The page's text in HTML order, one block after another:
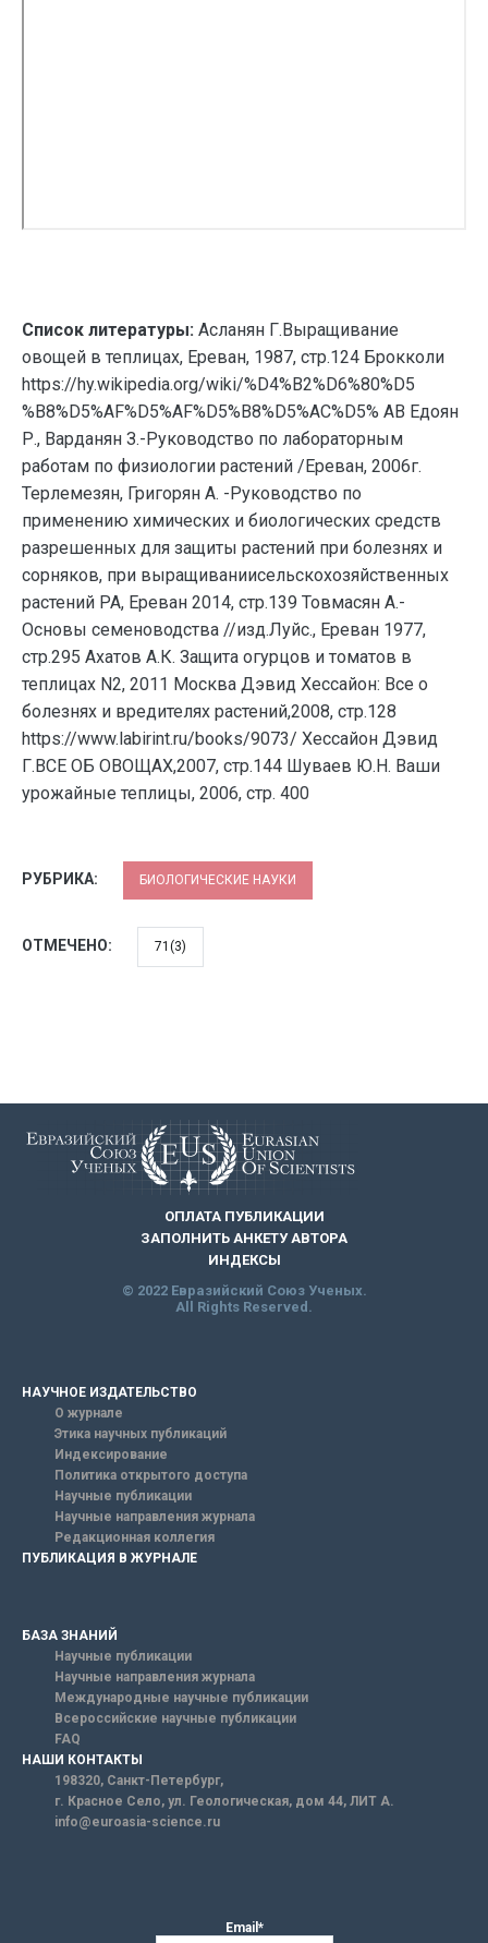
Список литературы: Асланян Г.Выращивание
овощей в теплицах, Ереван, 1987, стр.124 Брокколи
https://hy.wikipedia.org/wiki/%D4%B2%D6%80%D5
%B8%D5%AF%D5%AF%D5%B8%D5%AC%D5% AB Едоян
Р., Варданян З.-Руководство по лабораторным
работам по физиологии растений /Ереван, 2006г.
Терлемезян, Григорян А. -Руководство по
применению химических и биологических средств
разрешенных для защиты растений при болезнях и
сорняков, при выращиваниисельскохозяйственных
растений РА, Ереван 2014, стр.139 Товмасян А.-
Основы семеноводства //изд.Луйс., Ереван 1977,
стр.295 Ахатов А.К. Защита огурцов и томатов в
теплицах N2, 2011 Москва Дэвид Хессайон: Все о
болезнях и вредителях растений,2008, стр.128
https://www.labirint.ru/books/9073/ Хессайон Дэвид
Г.ВСЕ ОБ ОВОЩАХ,2007, стр.144 Шуваев Ю.Н. Ваши
урожайные теплицы, 2006, стр. 400
РУБРИКА: БИОЛОГИЧЕСКИЕ НАУКИ
ОТМЕЧЕНО: 71(3)
ОПЛАТА ПУБЛИКАЦИИ
ЗАПОЛНИТЬ АНКЕТУ АВТОРА
ИНДЕКСЫ
© 2022 Евразийский Союз Ученых.
All Rights Reserved.
НАУЧНОЕ ИЗДАТЕЛЬСТВО
О журнале
Этика научных публикаций
Индексирование
Политика открытого доступа
Научные публикации
Научные направления журнала
Редакционная коллегия
ПУБЛИКАЦИЯ В ЖУРНАЛЕ
БАЗА ЗНАНИЙ
Научные публикации
Научные направления журнала
Международные научные публикации
Всероссийские научные публикации
FAQ
НАШИ КОНТАКТЫ
198320, Санкт-Петербург,
г. Красное Село, ул. Геологическая, дом 44, ЛИТ А.
info@euroasia-science.ru
Email*